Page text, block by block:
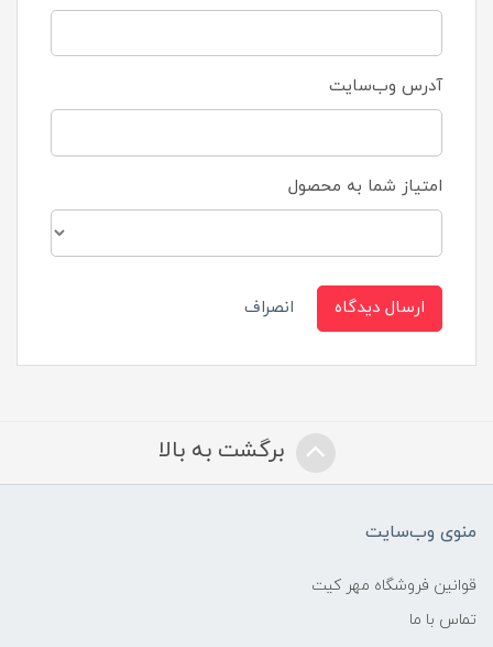
آدرس وب‌سایت
امتیاز شما به محصول
ارسال دیدگاه انصراف
برگشت به بالا
منوی وب‌سایت
قوانین فروشگاه مهر کیت
تماس با ما